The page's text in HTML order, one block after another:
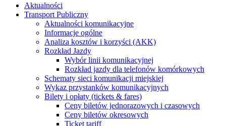
Aktualności
Transport Publiczny
Aktualności komunikacyjne
Informacje ogólne
Analiza kosztów i korzyści (AKK)
Rozkład Jazdy
Wybór linii komunikacyjnej
Rozkład jazdy dla telefonów komórkowych
Schematy sieci komunikacji miejskiej
Wykaz przystanków komunikacyjnych
Bilety i opłaty (tickets & fares)
Ceny biletów jednorazowych i czasowych
Ceny biletów okresowych
Ticket tariff